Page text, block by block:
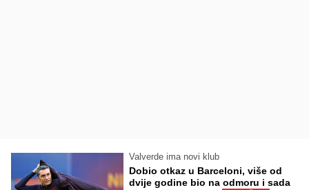
Valverde ima novi klub
Dobio otkaz u Barceloni, više od
dvije godine bio na odmoru i sada